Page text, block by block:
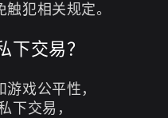
犯相关规定。
下交易？
戏公平性，
下交易，